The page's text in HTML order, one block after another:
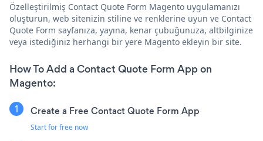
Özelleştirilmiş Contact Quote Form Magento uygulamanızı
oluşturun, web sitenizin stiline ve renklerine uyun ve Contact
Quote Form sayfanıza, yayına, kenar çubuğunuza, altbilginize
veya istediğiniz herhangi bir yere Magento ekleyin bir site.
How To Add a Contact Quote Form App on
Magento:
Create a Free Contact Quote Form App
Start for free now